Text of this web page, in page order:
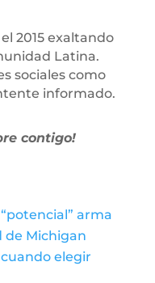
2015 exaltando
Latina.
sociales como
informado.
contigo!
arma
de Michigan
elegir